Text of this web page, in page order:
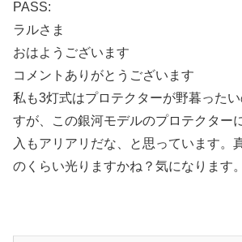
PASS:
ラルさま
おはようございます
コメントありがとうございます
私も3灯式はプロテクターが野暮った
すが、この銀河モデルのプロテクター
入もアリアリだな、と思っています。
のくらい光りますかね？気になります。